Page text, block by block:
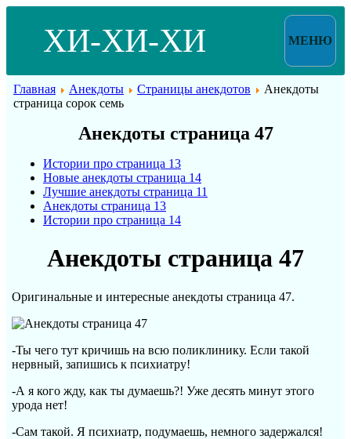
ХИ-ХИ-ХИ МЕНЮ
Главная Анекдоты Страницы анекдотов
Анекдоты
страница сорок семь
Анекдоты страница 47
Истории про страница 13
Новые анекдоты страница 14
Лучшие анекдоты страница 11
Анекдоты страница 13
Истории про страница 14
Анекдоты страница 47
Оригинальные и интересные анекдоты страница 47.
-Ты чего тут кричишь на всю поликлинику. Если такой
нервный, запишись к психиатру!
-А я кого жду, как ты думаешь?! Уже десять минут этого
урода нет!
-Сам такой. Я психиатр, подумаешь, немного задержался!